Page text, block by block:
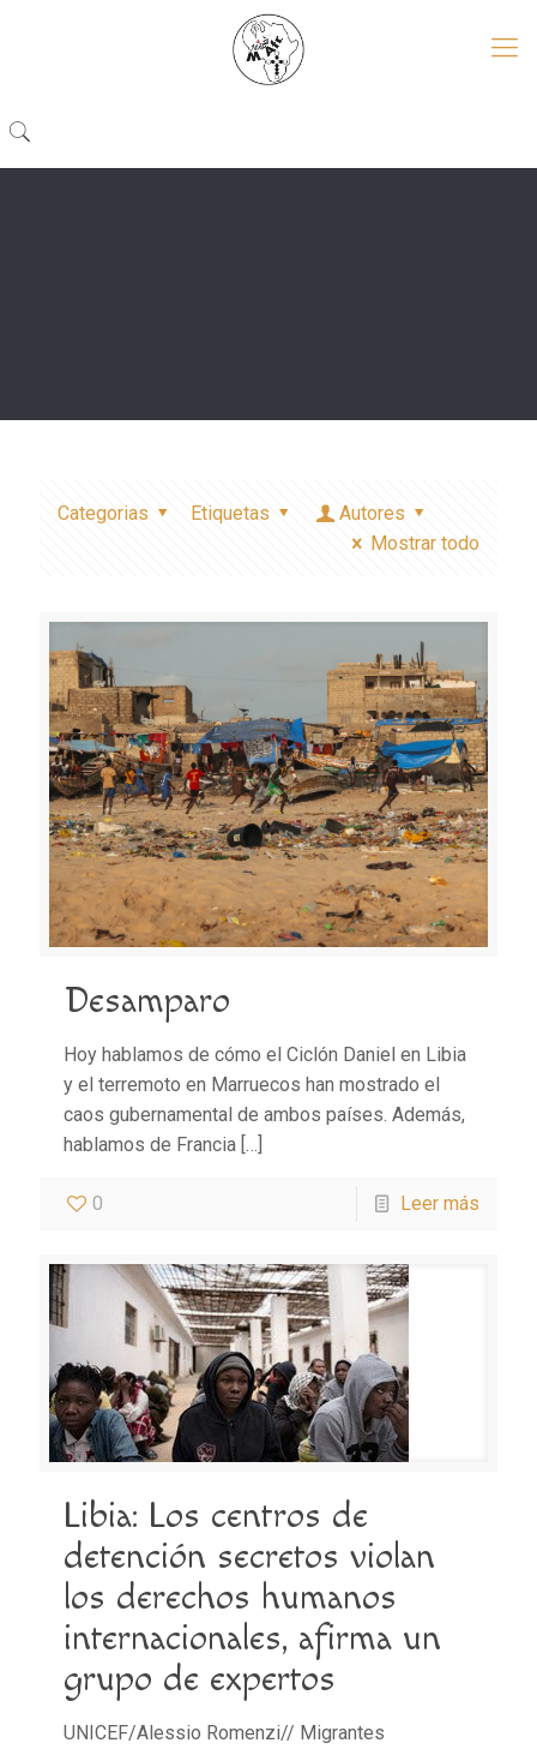
Categorias Etiquetas
Autores
Mostrar todo
Desamparo
Hoy hablamos de cómo el Ciclón Daniel en Libia
y el terremoto en Marruecos han mostrado el
caos gubernamental de ambos países. Además,
hablamos de Francia […]
0 Leer más
Libia: Los centros de
detención secretos violan
los derechos humanos
internacionales, afirma un
grupo de expertos
UNICEF/Alessio Romenzi// Migrantes